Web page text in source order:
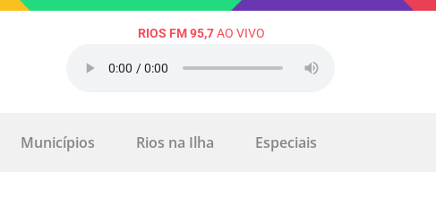
RIOS FM 95,7AO VIVO
Municípios Rios na Ilha Especiais